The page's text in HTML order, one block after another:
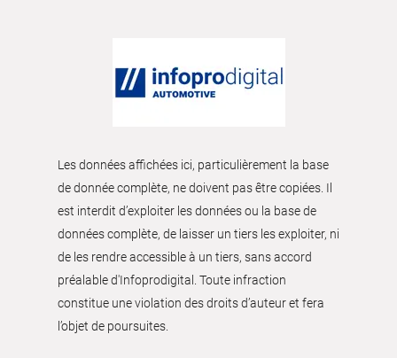
Les données affichées ici, particulièrement la base
de donnée complète, ne doivent pas être copiées. Il
est interdit d’exploiter les données ou la base de
données complète, de laisser un tiers les exploiter, ni
de les rendre accessible à un tiers, sans accord
préalable d'Infoprodigital. Toute infraction
constitue une violation des droits d’auteur et fera
l’objet de poursuites.